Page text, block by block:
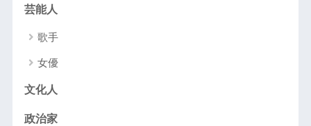
芸能人
歌手
女優
文化人
政治家